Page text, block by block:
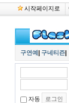
시작페이지로
구연예 구네티즌
자동